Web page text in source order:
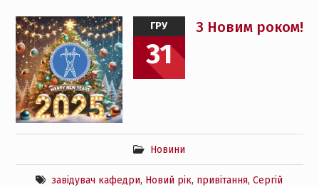
ГРУ
31
З Новим роком!
Новини
завідувач кафедри, Новий рік, привітання,Сергій